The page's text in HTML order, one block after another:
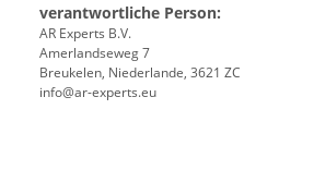
verantwortliche Person:
AR Experts B.V.
Amerlandseweg 7
Breukelen, Niederlande, 3621 ZC
info@ar-experts.eu